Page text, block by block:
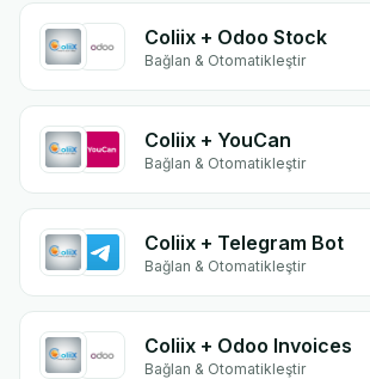
Coliix + Odoo Stock
Bağlan & Otomatikleştir
Coliix + YouCan
Bağlan & Otomatikleştir
Coliix + Telegram Bot
Bağlan & Otomatikleştir
Coliix + Odoo Invoices
Bağlan & Otomatikleştir